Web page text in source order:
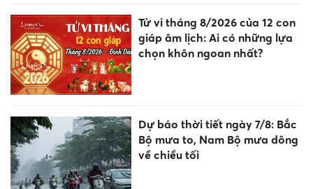
Tử vi tháng 8/2026 của 12 con
giáp âm lịch: Ai có những lựa
chọn khôn ngoan nhất?
Dự báo thời tiết ngày 7/8: Bắc
Bộ mưa to, Nam Bộ mưa dông
về chiều tối